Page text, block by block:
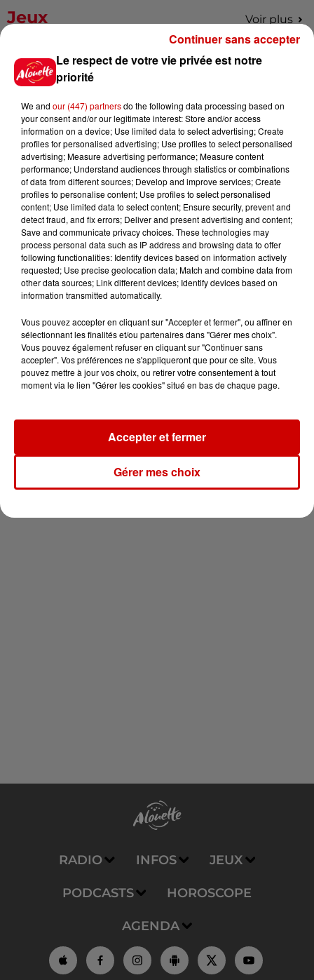
Jeux Voir plus
Gagnez vos places pour le
Festival du Roi Arthur 2026 !
Gagnez vos entrées pour le
Musée du Sport Automobile au
Mans !
Alouette vous invite à
Futuroscope Xperiences !
Le Duel - Gagnez votre balade
en jet ski !
Newsletter
RADIO INFOS JEUX
PODCASTS HOROSCOPE
AGENDA
Le respect de votre vie privée est notre
priorité
We and our (447) partnersdo the following data processing based on
your consent and/or our legitimate interest: Store and/or access
information on a device; Use limited data to select advertising; Create
profiles for personalised advertising; Use profiles to select personalised
advertising; Measure advertising performance; Measure content
performance; Understand audiences through statistics or combinations
of data from different sources; Develop and improve services; Create
profiles to personalise content; Use profiles to select personalised
content; Use limited data to select content; Ensure security, prevent and
detect fraud, and fix errors; Deliver and present advertising and content;
Save and communicate privacy choices. These technologies may
process personal data such as IP address and browsing data to offer
following functionalities: Identify devices based on information actively
requested; Use precise geolocation data; Match and combine data from
other data sources; Link different devices; Identify devices based on
information transmitted automatically.
Vous pouvez accepter en cliquant sur "Accepter et fermer", ou affiner en
sélectionnant les finalités et/ou partenaires dans "Gérer mes choix".
Vous pouvez également refuser en cliquant sur "Continuer sans
accepter". Vos préférences ne s'appliqueront que pour ce site. Vous
pouvez mettre à jour vos choix, ou retirer votre consentement à tout
moment via le lien "Gérer les cookies" situé en bas de chaque page.
Gérer mes choix
Accepter et fermer
Continuer sans accepter